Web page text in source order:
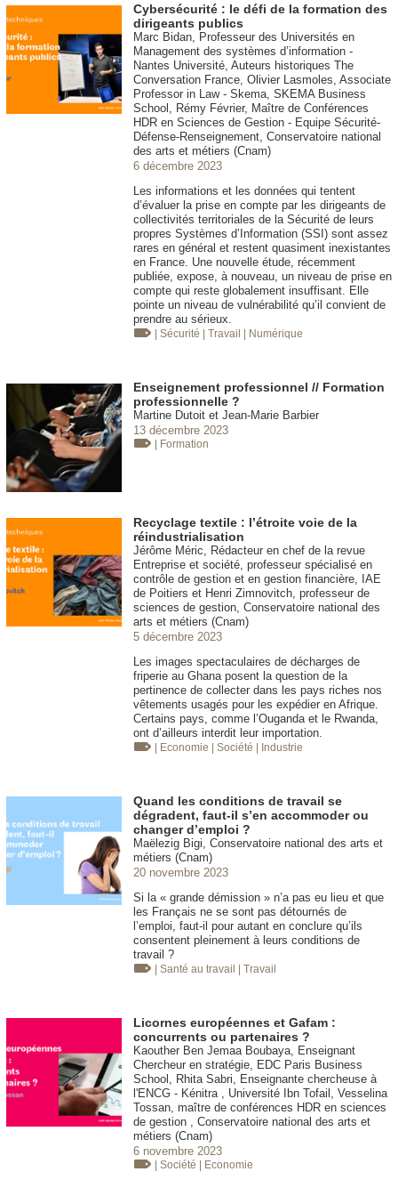
Cybersécurité : le défi de la formation des
dirigeants publics
Marc Bidan, Professeur des Universités en
Management des systèmes d’information -
Nantes Université, Auteurs historiques The
Conversation France, Olivier Lasmoles, Associate
Professor in Law - Skema, SKEMA Business
School, Rémy Février, Maître de Conférences
HDR en Sciences de Gestion - Equipe Sécurité-
Défense-Renseignement, Conservatoire national
des arts et métiers (Cnam)
6 décembre 2023
Les informations et les données qui tentent
d’évaluer la prise en compte par les dirigeants de
collectivités territoriales de la Sécurité de leurs
propres Systèmes d’Information (SSI) sont assez
rares en général et restent quasiment inexistantes
en France. Une nouvelle étude, récemment
publiée, expose, à nouveau, un niveau de prise en
compte qui reste globalement insuffisant. Elle
pointe un niveau de vulnérabilité qu’il convient de
prendre au sérieux.
| Sécurité | Travail | Numérique
Enseignement professionnel // Formation
professionnelle ?
Martine Dutoit et Jean-Marie Barbier
13 décembre 2023
| Formation
Recyclage textile : l’étroite voie de la
réindustrialisation
Jérôme Méric, Rédacteur en chef de la revue
Entreprise et société, professeur spécialisé en
contrôle de gestion et en gestion financière, IAE
de Poitiers et Henri Zimnovitch, professeur de
sciences de gestion, Conservatoire national des
arts et métiers (Cnam)
5 décembre 2023
Les images spectaculaires de décharges de
friperie au Ghana posent la question de la
pertinence de collecter dans les pays riches nos
vêtements usagés pour les expédier en Afrique.
Certains pays, comme l’Ouganda et le Rwanda,
ont d’ailleurs interdit leur importation.
| Economie | Société | Industrie
Quand les conditions de travail se
dégradent, faut-il s’en accommoder ou
changer d’emploi ?
Maëlezig Bigi, Conservatoire national des arts et
métiers (Cnam)
20 novembre 2023
Si la « grande démission » n’a pas eu lieu et que
les Français ne se sont pas détournés de
l’emploi, faut-il pour autant en conclure qu’ils
consentent pleinement à leurs conditions de
travail ?
| Santé au travail | Travail
Licornes européennes et Gafam :
concurrents ou partenaires ?
Kaouther Ben Jemaa Boubaya, Enseignant
Chercheur en stratégie, EDC Paris Business
School, Rhita Sabri, Enseignante chercheuse à
l'ENCG - Kénitra , Université Ibn Tofail, Vesselina
Tossan, maître de conférences HDR en sciences
de gestion , Conservatoire national des arts et
métiers (Cnam)
6 novembre 2023
| Société | Economie